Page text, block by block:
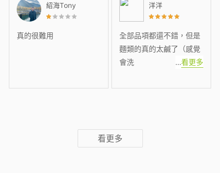
紹海Tony
真的很難用
洋洋
全部品項都還不錯，但是
麵類的真的太鹹了（感覺
會洗
...看更多
看更多